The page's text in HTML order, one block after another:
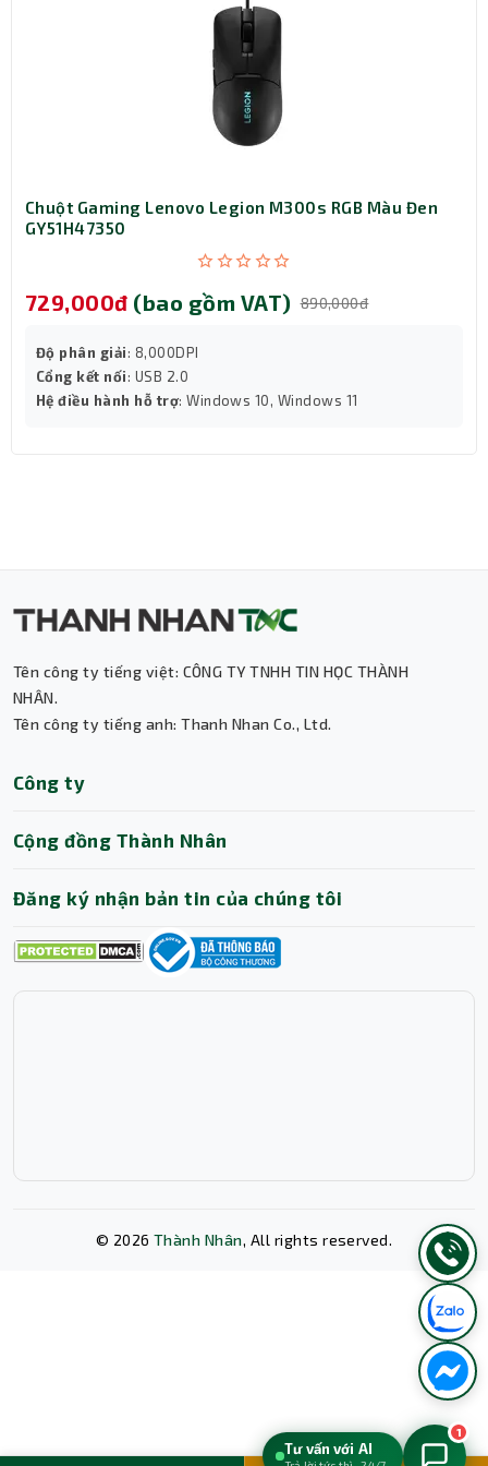
Đèn Bàn Phím LED RGB 20 Hiệu Ứng
AULA F81 Ice Soul Switch Pink không chỉ gây ấn tượng
không khí trong các trận đấu mà còn mang lại không
Chuột Gaming Lenovo Legion M300s RGB Màu Đen
GY51H47350
729,000đ (bao gồm VAT) 890,000đ
Độ phân giải: 8,000DPI
Cổng kết nối: USB 2.0
Hệ điều hành hỗ trợ: Windows 10, Windows 11
Tên công ty tiếng việt: CÔNG TY TNHH TIN HỌC THÀNH
NHÂN.
Tên công ty tiếng anh: Thanh Nhan Co., Ltd.
Công ty
Cộng đồng Thành Nhân
Đăng ký nhận bản tin của chúng tôi
© 2026 Thành Nhân, All rights reserved.
Tư vấn với AI
1